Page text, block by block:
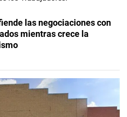
las negociaciones con
mientras crece la